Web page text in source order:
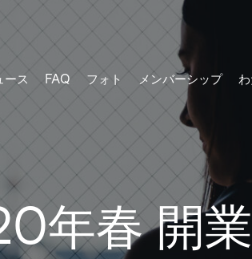
ース FAQ フォト メンバーシップ
年春 開業